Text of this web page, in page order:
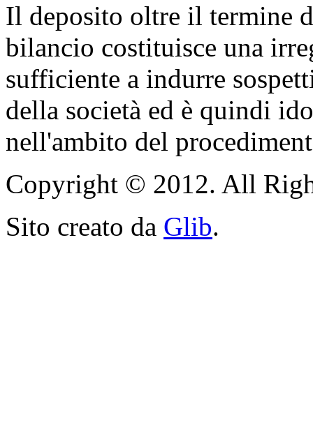
Il deposito oltre il termine
bilancio costituisce una
sufficiente a indurre
della società ed è quindi
nell'ambito del
Copyright © 2012. All
Sito creato da Glib.